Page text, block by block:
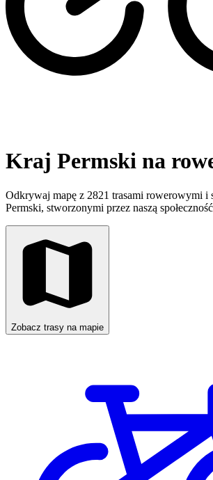
Kraj Permski na
Odkrywaj mapę z 2821 trasami rowerowymi i
Permski, stworzonymi przez naszą
Zobacz trasy na mapie